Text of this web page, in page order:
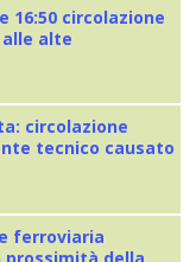
16:50 circolazione
alte
circolazione
tecnico causato
ferroviaria
prossimità della